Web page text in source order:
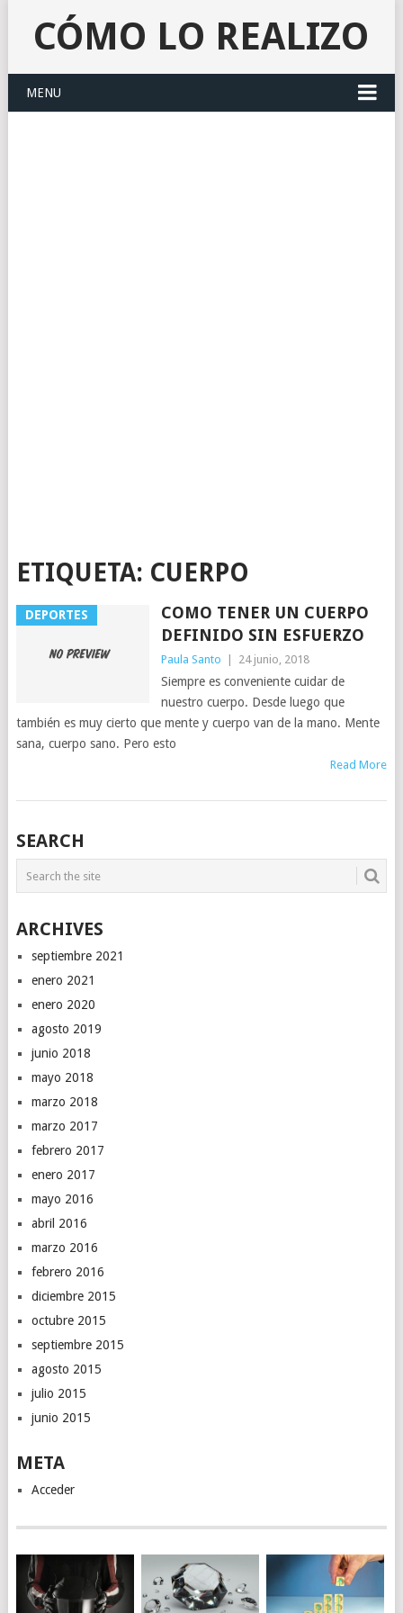
CÓMO LO REALIZO
MENU
ETIQUETA: CUERPO
DEPORTES
COMO TENER UN CUERPO
DEFINIDO SIN ESFUERZO
Paula Santo 24 junio, 2018
Siempre es conveniente cuidar de
nuestro cuerpo. Desde luego que
también es muy cierto que mente y cuerpo van de la mano. Mente
sana, cuerpo sano. Pero esto
Read More
SEARCH
ARCHIVES
septiembre 2021
enero 2021
enero 2020
agosto 2019
junio 2018
mayo 2018
marzo 2018
marzo 2017
febrero 2017
enero 2017
mayo 2016
abril 2016
marzo 2016
febrero 2016
diciembre 2015
octubre 2015
septiembre 2015
agosto 2015
julio 2015
junio 2015
META
Acceder